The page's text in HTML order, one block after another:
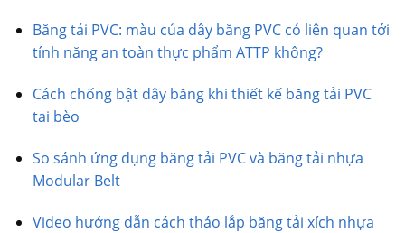
Băng tải PVC: màu của dây băng PVC có liên quan tới
tính năng an toàn thực phẩm ATTP không?
Cách chống bật dây băng khi thiết kế băng tải PVC
tai bèo
So sánh ứng dụng băng tải PVC và băng tải nhựa
Modular Belt
Video hướng dẫn cách tháo lắp băng tải xích nhựa